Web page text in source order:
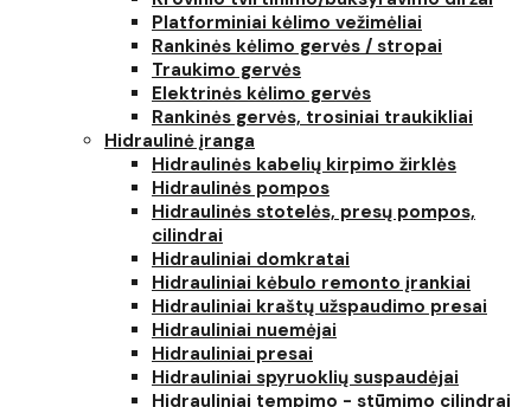
Platforminiai kėlimo vežimėliai
Rankinės kėlimo gervės / stropai
Traukimo gervės
Elektrinės kėlimo gervės
Rankinės gervės, trosiniai traukikliai
Hidraulinė įranga
Hidraulinės kabelių kirpimo žirklės
Hidraulinės pompos
Hidraulinės stotelės, presų pompos,
cilindrai
Hidrauliniai domkratai
Hidrauliniai kėbulo remonto įrankiai
Hidrauliniai kraštų užspaudimo presai
Hidrauliniai nuemėjai
Hidrauliniai presai
Hidrauliniai spyruoklių suspaudėjai
Hidrauliniai tempimo - stūmimo cilindrai